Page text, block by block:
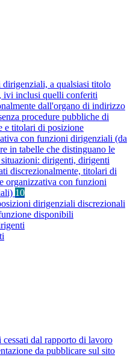
dirigenziali, a qualsiasi titolo
ivi inclusi quelli conferiti
dall'organo di indirizzo
procedure pubbliche di
e titolari di posizione
con funzioni dirigenziali (da
in tabelle che distinguano le
situazioni: dirigenti, dirigenti
discrezionalmente, titolari di
organizzativa con funzioni
10
dirigenziali discrezionali
disponibili
dal rapporto di lavoro
da pubblicare sul sito